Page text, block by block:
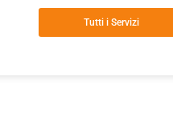
Tutti i Servizi